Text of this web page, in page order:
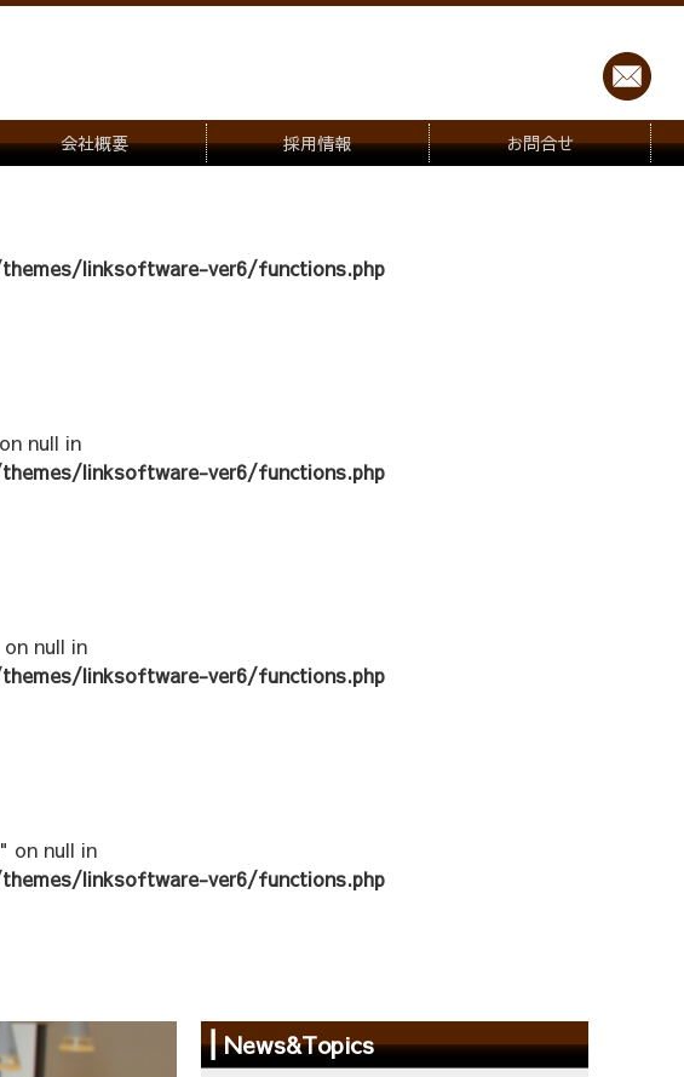
会社概要 採用情報 お問合せ
linksoftware-ver6/functions.php
null in
linksoftware-ver6/functions.php
null in
linksoftware-ver6/functions.php
on null in
linksoftware-ver6/functions.php
News&Topics